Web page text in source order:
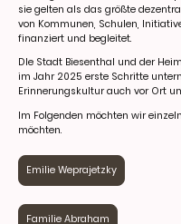
sie gelten als das größte
von Kommunen, Schulen,
finanziert und begleitet.
DIe Stadt Biesenthal und der
im Jahr 2025 erste Schritte
Erinnerungskultur auch vor Ort
Im Folgenden möchten wir
möchten.
Emilie Weprajetzky
Familie Abraham